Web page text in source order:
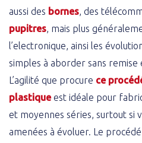
aussi des bornes, des
pupitres, mais plus
l’electronique, ainsi les
simples à aborder sans remise
L’agilité que procure ce
plastiqueest idéale pour
et moyennes séries, surtout si
amenées à évoluer. Le